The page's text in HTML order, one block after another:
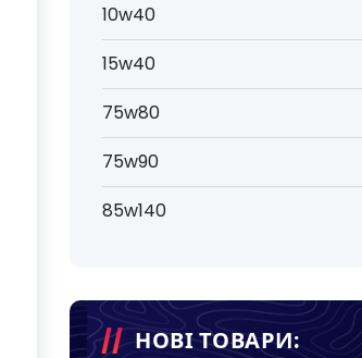
10w40
15w40
75w80
75w90
85w140
НОВІ ТОВАРИ: